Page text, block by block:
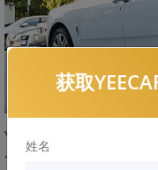
YEECAR同其它品牌隐
售后这三点上，
获取
姓名